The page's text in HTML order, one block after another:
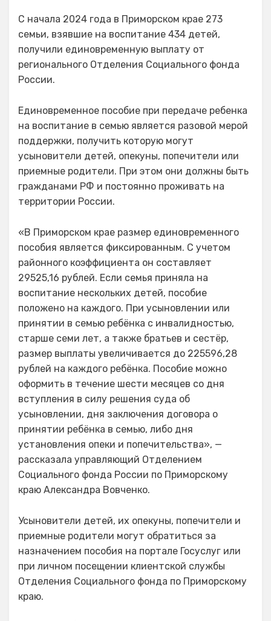
С начала 2024 года в Приморском крае 273
семьи, взявшие на воспитание 434 детей,
получили единовременную выплату от
регионального Отделения Социального фонда
России.
Единовременное пособие при передаче ребенка
на воспитание в семью является разовой мерой
поддержки, получить которую могут
усыновители детей, опекуны, попечители или
приемные родители. При этом они должны быть
гражданами РФ и постоянно проживать на
территории России.
«В Приморском крае размер единовременного
пособия является фиксированным. С учетом
районного коэффициента он составляет
29525,16 рублей. Если семья приняла на
воспитание нескольких детей, пособие
положено на каждого. При усыновлении или
принятии в семью ребёнка с инвалидностью,
старше семи лет, а также братьев и сестёр,
размер выплаты увеличивается до 225596,28
рублей на каждого ребёнка. Пособие можно
оформить в течение шести месяцев со дня
вступления в силу решения суда об
усыновлении, дня заключения договора о
принятии ребёнка в семью, либо дня
установления опеки и попечительства», —
рассказала управляющий Отделением
Социального фонда России по Приморскому
краю Александра Вовченко.
Усыновители детей, их опекуны, попечители и
приемные родители могут обратиться за
назначением пособия на портале Госуслуг или
при личном посещении клиентской службы
Отделения Социального фонда по Приморскому
краю.